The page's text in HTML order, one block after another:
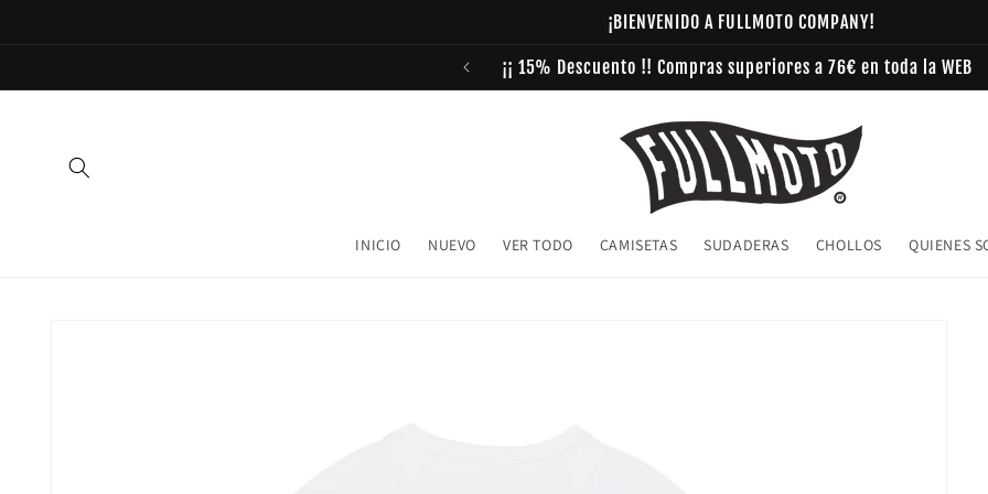
¡BIENVENIDO A FULLMOTO COMPANY!
¡¡ 15% Descuento !! Compras superiores a 76€ en toda la WEB
INICIO NUEVO VER TODO CAMISETAS SUDADERAS CHOLLOS QUIENES